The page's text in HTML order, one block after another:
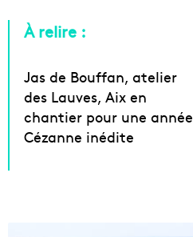
À relire :
Jas de Bouffan, atelier
des Lauves, Aix en
chantier pour une année
Cézanne inédite